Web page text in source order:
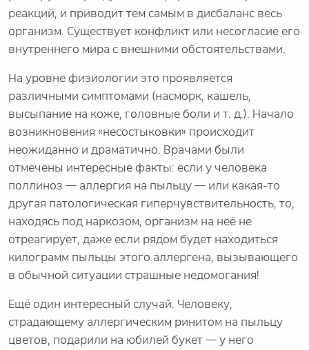
реакций, и приводит тем самым в дисбаланс весь
организм. Существует конфликт или несогласие его
внутреннего мира с внешними обстоятельствами.
На уровне физиологии это проявляется
различными симптомами (насморк, кашель,
высыпание на коже, головные боли и т. д.). Начало
возникновения «несостыковки» происходит
неожиданно и драматично. Врачами были
отмечены интересные факты: если у человека
поллиноз — аллергия на пыльцу — или какая-то
другая патологическая гиперчувствительность, то,
находясь под наркозом, организм на неё не
отреагирует, даже если рядом будет находиться
килограмм пыльцы этого аллергена, вызывающего
в обычной ситуации страшные недомогания!
Ещё один интересный случай. Человеку,
страдающему аллергическим ринитом на пыльцу
цветов, подарили на юбилей букет — у него